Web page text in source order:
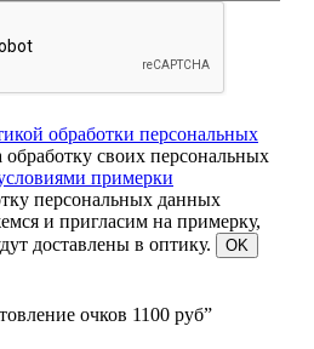
обработки персональных
обработку своих персональных
примерки
персональных данных
и пригласим на примерку,
доставлены в оптику.
OK
очков 1100 руб”